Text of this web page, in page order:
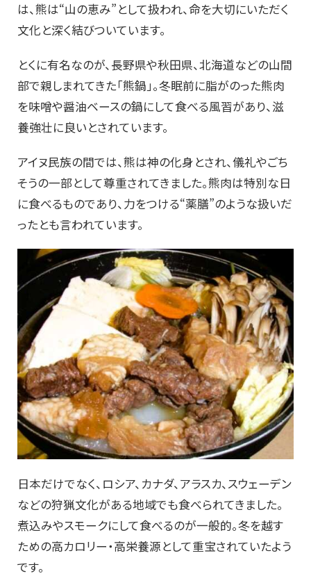
は、熊は“山の恵み”として扱われ、命を大切にいただく
文化と深く結びついています。
とくに有名なのが、長野県や秋田県、北海道などの山間
部で親しまれてきた「熊鍋」。冬眠前に脂がのった熊肉
を味噌や醤油ベースの鍋にして食べる風習があり、滋
養強壮に良いとされています。
アイヌ民族の間では、熊は神の化身とされ、儀礼やごち
そうの一部として尊重されてきました。熊肉は特別な日
に食べるものであり、力をつける“薬膳”のような扱いだ
ったとも言われています。
日本だけでなく、ロシア、カナダ、アラスカ、スウェーデン
などの狩猟文化がある地域でも食べられてきました。
煮込みやスモークにして食べるのが一般的。冬を越す
ための高カロリー・高栄養源として重宝されていたよう
です。